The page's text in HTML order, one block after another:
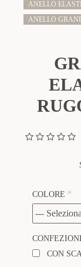
ANELLO
ANELLO
COLORE
CON